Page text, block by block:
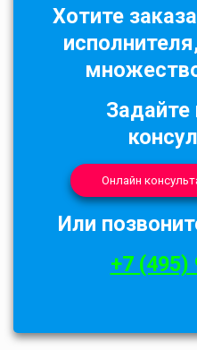
Хотите
Задайте
Онлайн
Или
+7 (495)